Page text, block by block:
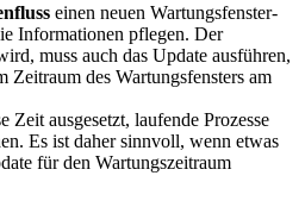
einen neuen Wartungsfenster-
Informationen pflegen. Der
muss auch das Update ausführen,
Zeitraum des Wartungsfensters am
Zeit ausgesetzt, laufende Prozesse
Es ist daher sinnvoll, wenn etwas
für den Wartungszeitraum